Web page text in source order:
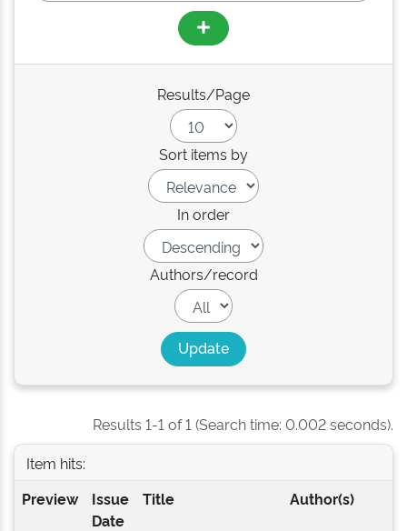
Results/Page
Sort items by
In order
Authors/record
Results 1-1 of 1 (Search time: 0.002 seconds).
Item hits:
Preview
Issue
Date
Title Author(s)